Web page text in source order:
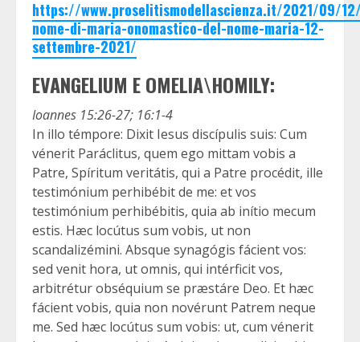
https://www.proselitismodellascienza.it/2021/09/
nome-di-maria-onomastico-del-nome-maria-12-
settembre-2021/
EVANGELIUM E OMELIA\HOMILY:
Ioannes 15:26-27; 16:1-4
In illo témpore: Dixit Iesus discípulis suis: Cum
vénerit Paráclitus, quem ego mittam vobis a
Patre, Spíritum veritátis, qui a Patre procédit, ille
testimónium perhibébit de me: et vos
testimónium perhibébitis, quia ab inítio mecum
estis. Hæc locútus sum vobis, ut non
scandalizémini. Absque synagógis fácient vos:
sed venit hora, ut omnis, qui intérficit vos,
arbitrétur obséquium se præstáre Deo. Et hæc
fácient vobis, quia non novérunt Patrem neque
me. Sed hæc locútus sum vobis: ut, cum vénerit